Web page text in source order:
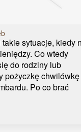
sytuacje, kiedy
Co wtedy
do rodziny lub
pożyczkę
Po co brać